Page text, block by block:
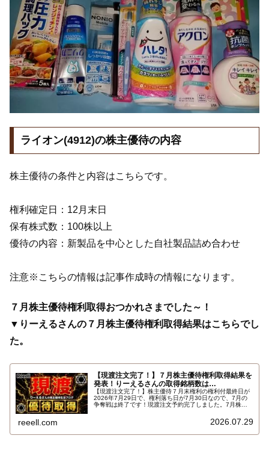
ライオン(4912)の株主優待の内容
株主優待の条件と内容はこちらです。
権利確定日：12月末日
保有株式数：100株以上
優待の内容：新製品を中心とした自社製品詰め合わせ
注意※こちらの情報は記事作成時の情報になります。
７月株主優待権利取得おつかれさまでした～！
▼りーえるさんの７月株主優待権利取得結果はこちらでし
た。
【現渡注文完了！】７月株主優待権利取得結果を
発表！りーえるさんの取得銘柄数は…
【現渡注文完了！】株主優待７月末権利の権利付最終日が
2026年7月29日で、権利落ち日が7月30日なので、7月の
争奪戦は終了です！現渡注文予約完了しました。7月株主
reeell.com 2026.07.29